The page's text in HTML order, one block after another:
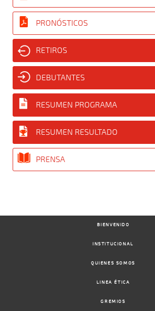
PRONÓSTICOS
RETIROS
DEBUTANTES
RESUMEN PROGRAMA
RESUMEN RESULTADO
PRENSA
BIENVENIDO
INSTITUCIONAL
QUIENES SOMOS
LINEA ÉTICA
GREMIOS